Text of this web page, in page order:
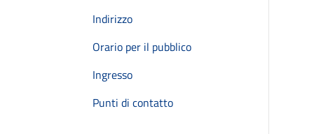
Indirizzo
Orario per il pubblico
Ingresso
Punti di contatto